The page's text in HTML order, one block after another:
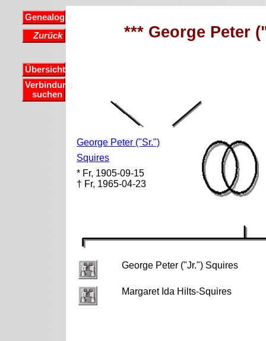
Genealogie
Zurück
Übersicht
Verbindung
suchen
*** George Peter
George Peter ("Sr.")
Squires
* Fr, 1905-09-15
† Fr, 1965-04-23
George Peter ("Jr.") Squires
Margaret Ida Hilts-Squires